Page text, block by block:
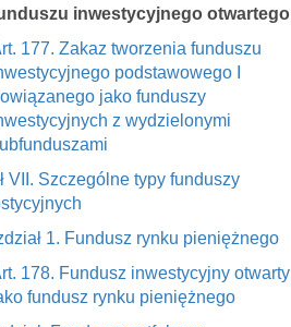
inwestycyjnego otwartego
177. Zakaz tworzenia funduszu
podstawowego I
jako funduszy
z wydzielonymi
VII. Szczególne typy funduszy
1. Fundusz rynku pieniężnego
178. Fundusz inwestycyjny otwarty
fundusz rynku pieniężnego